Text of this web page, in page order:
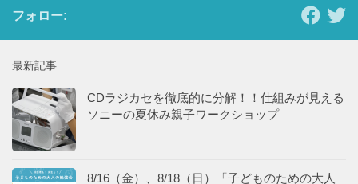
フォロー:
最新記事
CDラジカセを徹底的に分解！！仕組みが見える
ソニーの夏休み親子ワークショップ
8/16（金）、8/18（日）「子どものための大人